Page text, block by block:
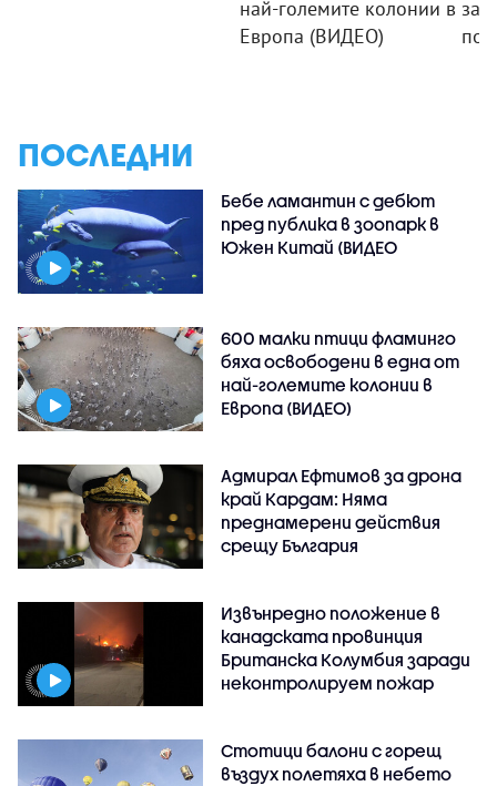
най-големите колонии в
Европа (ВИДЕО)
ПОСЛЕДНИ
Бебе ламантин с дебют
пред публика в зоопарк в
Южен Китай (ВИДЕО
600 малки птици фламинго
бяха освободени в една от
най-големите колонии в
Европа (ВИДЕО)
Адмирал Ефтимов за дрона
край Кардам: Няма
преднамерени действия
срещу България
Извънредно положение в
канадската провинция
Британска Колумбия заради
неконтролируем пожар
Стотици балони с горещ
въздух полетяха в небето